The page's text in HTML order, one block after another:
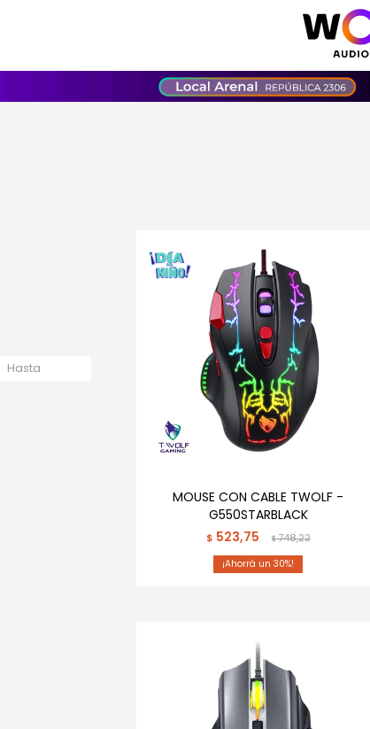
MOUSE CON CABLE TWOLF -
G550STARBLACK
$ 523,75 $748,22
30